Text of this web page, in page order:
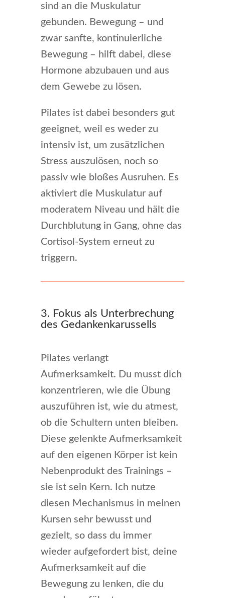
sind an die Muskulatur
gebunden. Bewegung – und
zwar sanfte, kontinuierliche
Bewegung – hilft dabei, diese
Hormone abzubauen und aus
dem Gewebe zu lösen.
Pilates ist dabei besonders gut
geeignet, weil es weder zu
intensiv ist, um zusätzlichen
Stress auszulösen, noch so
passiv wie bloßes Ausruhen. Es
aktiviert die Muskulatur auf
moderatem Niveau und hält die
Durchblutung in Gang, ohne das
Cortisol-System erneut zu
triggern.
3. Fokus als Unterbrechung
des Gedankenkarussells
Pilates verlangt
Aufmerksamkeit. Du musst dich
konzentrieren, wie die Übung
auszuführen ist, wie du atmest,
ob die Schultern unten bleiben.
Diese gelenkte Aufmerksamkeit
auf den eigenen Körper ist kein
Nebenprodukt des Trainings –
sie ist sein Kern. Ich nutze
diesen Mechanismus in meinen
Kursen sehr bewusst und
gezielt, so dass du immer
wieder aufgefordert bist, deine
Aufmerksamkeit auf die
Bewegung zu lenken, die du